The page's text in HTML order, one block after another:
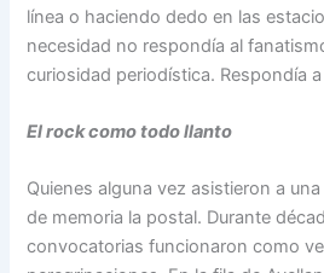
línea o haciendo dedo en las
necesidad no respondía al
curiosidad periodística. Respondía
El rock como todo llanto
Quienes alguna vez asistieron a
de memoria la postal. Durante
convocatorias funcionaron como